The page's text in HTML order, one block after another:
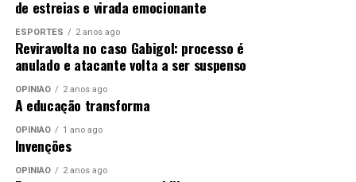
de estreias e virada emocionante
ESPORTES 2 anos ago
Reviravolta no caso Gabigol: processo é
anulado e atacante volta a ser suspenso
OPINIÃO 2 anos ago
A educação transforma
OPINIÃO 1 ano ago
Invenções
OPINIÃO 2 anos ago